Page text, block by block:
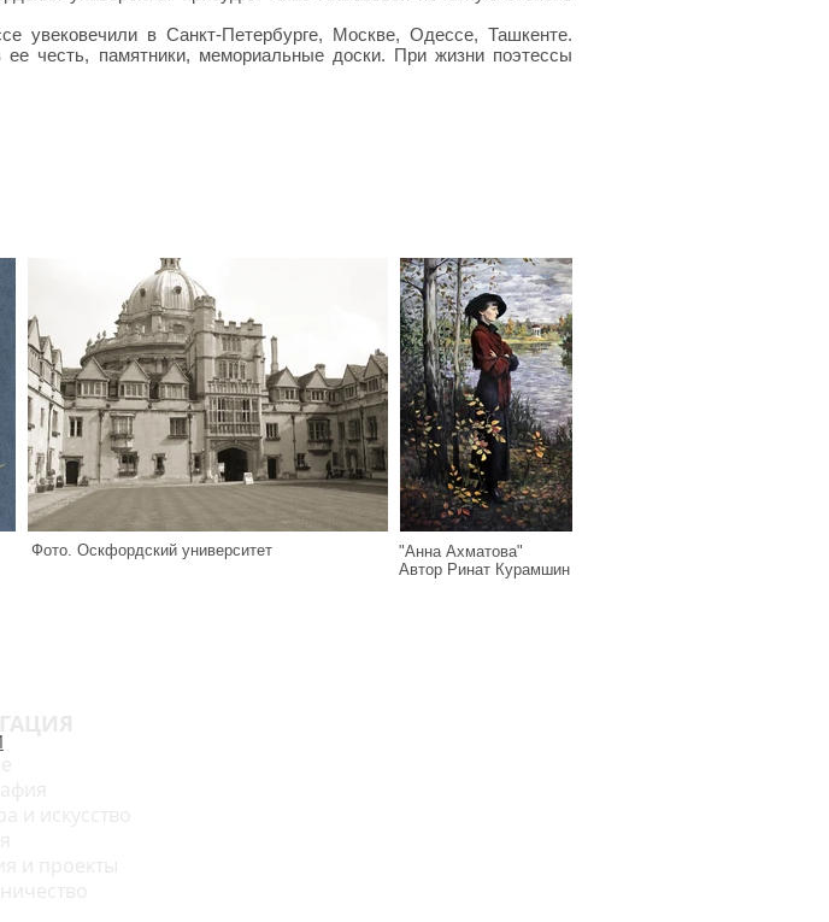
увековечили в Санкт-Петербурге, Москве, Одессе, Ташкенте.
честь, памятники, мемориальные доски. При жизни поэтессы
Фото. Оскфордский университет
"Анна Ахматова"
Автор Ринат Курамшин